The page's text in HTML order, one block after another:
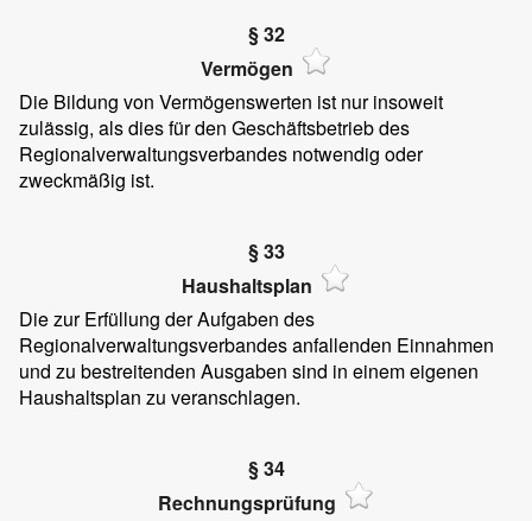
§ 32
Vermögen
Die Bildung von Vermögenswerten ist nur insoweit
zulässig, als dies für den Geschäftsbetrieb des
Regionalverwaltungsverbandes notwendig oder
zweckmäßig ist.
§ 33
Haushaltsplan
Die zur Erfüllung der Aufgaben des
Regionalverwaltungsverbandes anfallenden Einnahmen
und zu bestreitenden Ausgaben sind in einem eigenen
Haushaltsplan zu veranschlagen.
§ 34
Rechnungsprüfung